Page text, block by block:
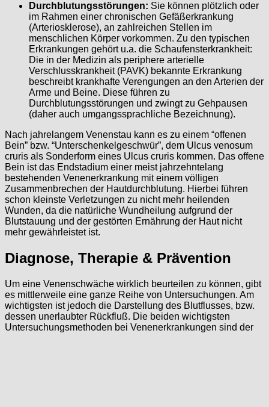
Durchblutungsstörungen: Sie können plötzlich oder
im Rahmen einer chronischen Gefäßerkrankung
(Arteriosklerose), an zahlreichen Stellen im
menschlichen Körper vorkommen. Zu den typischen
Erkrankungen gehört u.a. die Schaufensterkrankheit:
Die in der Medizin als periphere arterielle
Verschlusskrankheit (PAVK) bekannte Erkrankung
beschreibt krankhafte Verengungen an den Arterien der
Arme und Beine. Diese führen zu
Durchblutungsstörungen und zwingt zu Gehpausen
(daher auch umgangssprachliche Bezeichnung).
Nach jahrelangem Venenstau kann es zu einem “offenen
Bein” bzw. “Unterschenkelgeschwür”, dem Ulcus venosum
cruris als Sonderform eines Ulcus cruris kommen. Das offene
Bein ist das Endstadium einer meist jahrzehntelang
bestehenden Venenerkrankung mit einem völligen
Zusammenbrechen der Hautdurchblutung. Hierbei führen
schon kleinste Verletzungen zu nicht mehr heilenden
Wunden, da die natürliche Wundheilung aufgrund der
Blutstauung und der gestörten Ernährung der Haut nicht
mehr gewährleistet ist.
Diagnose, Therapie & Prävention
Um eine Venenschwäche wirklich beurteilen zu können, gibt
es mittlerweile eine ganze Reihe von Untersuchungen. Am
wichtigsten ist jedoch die Darstellung des Blutflusses, bzw.
dessen unerlaubter Rückfluß. Die beiden wichtigsten
Untersuchungsmethoden bei Venenerkrankungen sind der